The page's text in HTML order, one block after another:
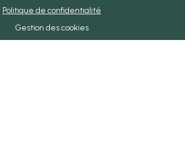
Politique de confidentialité
Gestion des cookies